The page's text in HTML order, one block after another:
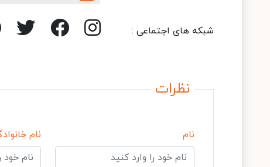
شبکه های اجتماعی :
نظرات
نام نام